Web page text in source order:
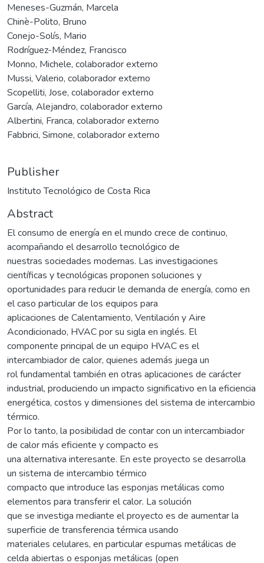
Meneses-Guzmán, Marcela
Chinè-Polito, Bruno
Conejo-Solís, Mario
Rodríguez-Méndez, Francisco
Monno, Michele, colaborador externo
Mussi, Valerio, colaborador externo
Scopelliti, Jose, colaborador externo
García, Alejandro, colaborador externo
Albertini, Franca, colaborador externo
Fabbrici, Simone, colaborador externo
Publisher
Instituto Tecnológico de Costa Rica
Abstract
El consumo de energía en el mundo crece de continuo,
acompañando el desarrollo tecnológico de
nuestras sociedades modernas. Las investigaciones
científicas y tecnológicas proponen soluciones y
oportunidades para reducir le demanda de energía, como en
el caso particular de los equipos para
aplicaciones de Calentamiento, Ventilación y Aire
Acondicionado, HVAC por su sigla en inglés. El
componente principal de un equipo HVAC es el
intercambiador de calor, quienes además juega un
rol fundamental también en otras aplicaciones de carácter
industrial, produciendo un impacto significativo en la eficiencia
energética, costos y dimensiones del sistema de intercambio
térmico.
Por lo tanto, la posibilidad de contar con un intercambiador
de calor más eficiente y compacto es
una alternativa interesante. En este proyecto se desarrolla
un sistema de intercambio térmico
compacto que introduce las esponjas metálicas como
elementos para transferir el calor. La solución
que se investiga mediante el proyecto es de aumentar la
superficie de transferencia térmica usando
materiales celulares, en particular espumas metálicas de
celda abiertas o esponjas metálicas (open